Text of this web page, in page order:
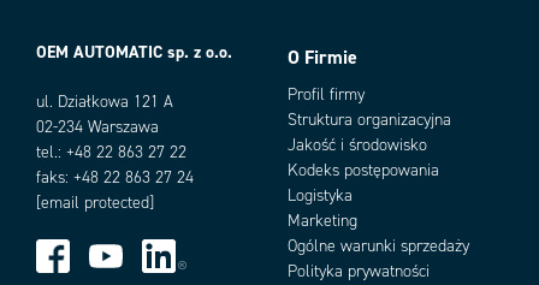
Prędkość nominalna 3700 rpm
Średnica wałka 2 mm
Stopień ochrony IP
Żywotność
OEM AUTOMATIC sp. z o.o.
ul. Działkowa 121 A
02-234 Warszawa
tel.: +48 22 863 27 22
faks: +48 22 863 27 24
[email protected]
O Firmie
Profil firmy
Struktura organizacyjna
Jakość i środowisko
Kodeks postępowania
Logistyka
Marketing
Ogólne warunki sprzedaży
Polityka prywatności